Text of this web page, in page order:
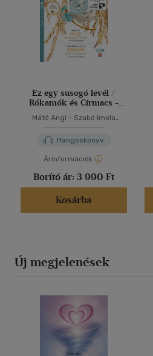
Ez egy susogó levél /
Rókamók és Círmacs -
Máté Angi - Szabó Imola
Hangoskönyv
Árinformációk
Borító ár: 3 990 Ft
Kosárba
Új megjelenések